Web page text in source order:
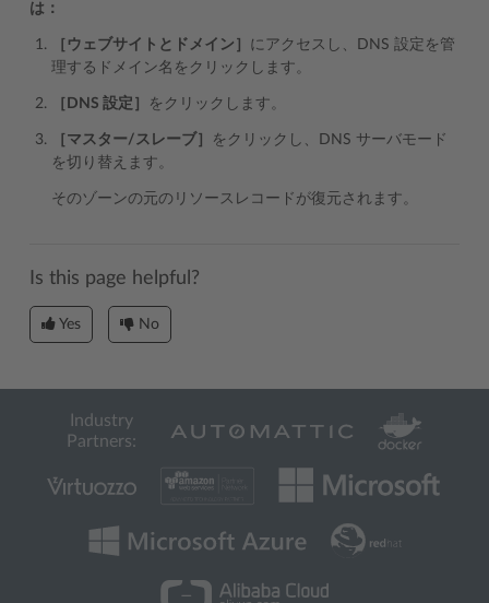
は：
［ウェブサイトとドメイン］ にアクセスし、DNS 設定を管
理するドメイン名をクリックします。
［DNS 設定］ をクリックします。
［マスター/スレーブ］
をクリックし、DNS サーバモード
を切り替えます。
そのゾーンの元のリソースレコードが復元されます。
Is this page helpful?
Yes No
Industry
Partners: